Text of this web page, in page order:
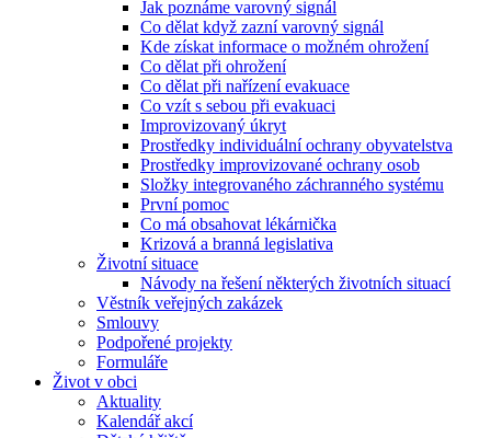
Jak poznáme varovný signál
Co dělat když zazní varovný signál
Kde získat informace o možném ohrožení
Co dělat při ohrožení
Co dělat při nařízení evakuace
Co vzít s sebou při evakuaci
Improvizovaný úkryt
Prostředky individuální ochrany obyvatelstva
Prostředky improvizované ochrany osob
Složky integrovaného záchranného systému
První pomoc
Co má obsahovat lékárnička
Krizová a branná legislativa
Životní situace
Návody na řešení některých životních situací
Věstník veřejných zakázek
Smlouvy
Podpořené projekty
Formuláře
Život v obci
Aktuality
Kalendář akcí